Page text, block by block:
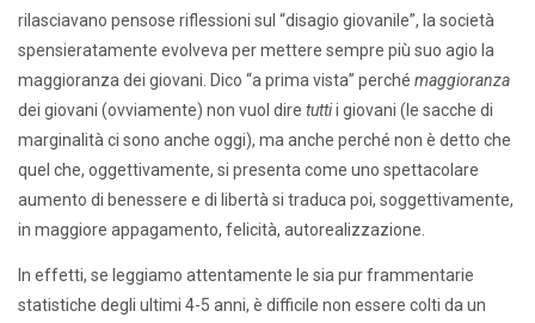
rilasciavano pensose riflessioni sul “disagio giovanile”, la società
spensieratamente evolveva per mettere sempre più suo agio la
maggioranza dei giovani. Dico “a prima vista” perché maggioranza
dei giovani (ovviamente) non vuol dire tuttii giovani (le sacche di
marginalità ci sono anche oggi), ma anche perché non è detto che
quel che, oggettivamente, si presenta come uno spettacolare
aumento di benessere e di libertà si traduca poi, soggettivamente,
in maggiore appagamento, felicità, autorealizzazione.
In effetti, se leggiamo attentamente le sia pur frammentarie
statistiche degli ultimi 4-5 anni, è difficile non essere colti da un